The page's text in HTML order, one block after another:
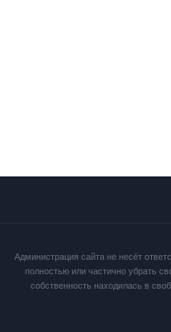
Администрация сайта не несёт
полностью или частично убрать
собственность находилась в